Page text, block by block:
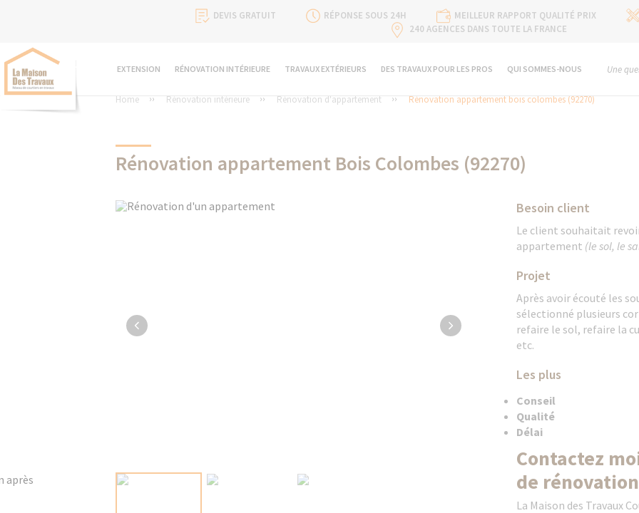
DEVIS GRATUIT RÉPONSE SOUS 24H MEILLEUR RAPPORT QUALITÉ PRIX
240 AGENCES DANS TOUTE LA FRANCE
EXTENSION RÉNOVATION INTÉRIEURE TRAVAUX EXTÉRIEURS DES TRAVAUX POUR LES PROS QUI SOMMES-NOUS Une
Home Rénovation intérieure Rénovation d'appartement Rénovation appartement bois colombes (92270)
Rénovation appartement Bois Colombes (92270)
Besoin client
Le client souhaitait
appartement (le sol, le
Projet
Après avoir écouté les
sélectionné plusieurs
refaire le sol, refaire la
etc.
Les plus
Conseil
Qualité
Délai
Contactez
de
La Maison des Travaux